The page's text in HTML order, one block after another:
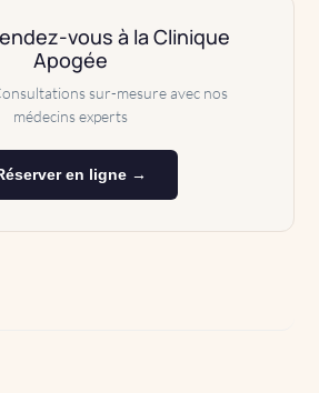
vous à la Clinique
Apogée
sur-mesure avec nos
médecins experts
en ligne →